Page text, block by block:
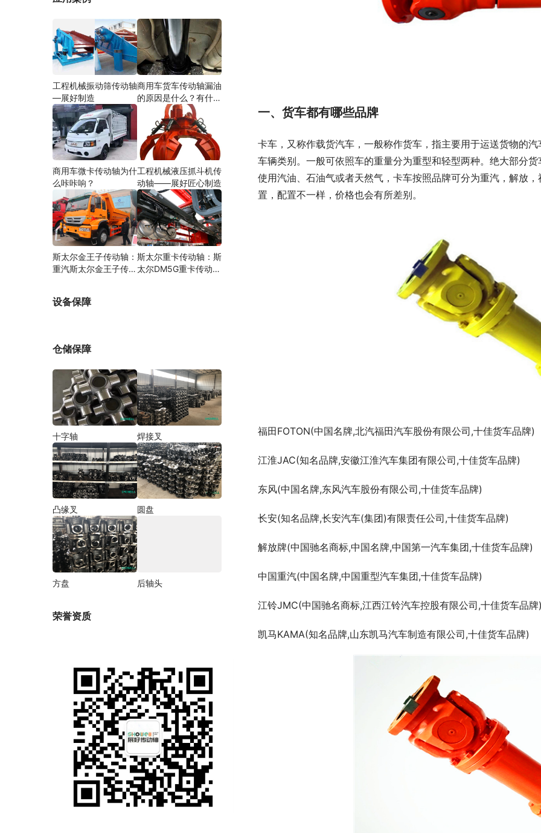
一、货车都有哪些品牌
卡车，又称作载货汽车，一般称作货车，指主要用于运送货物的
车辆类别。一般可依照车的重量分为重型和轻型两种。绝大部分
使用汽油、石油气或者天然气，卡车按照品牌可分为重汽，解放
置，配置不一样，价格也会有所差别。
福田FOTON(中国名牌,北汽福田汽车股份有限公司,十佳货车品牌)
江淮JAC(知名品牌,安徽江淮汽车集团有限公司,十佳货车品牌)
东风(中国名牌,东风汽车股份有限公司,十佳货车品牌)
长安(知名品牌,长安汽车(集团)有限责任公司,十佳货车品牌)
解放牌(中国驰名商标,中国名牌,中国第一汽车集团,十佳货车品牌)
中国重汽(中国名牌,中国重型汽车集团,十佳货车品牌)
江铃JMC(中国驰名商标,江西江铃汽车控股有限公司,十佳货车品牌
凯马KAMA(知名品牌,山东凯马汽车制造有限公司,十佳货车品牌)
工程机械振动筛传动轴
—展好制造
商用车货车传动轴漏油
的原因是什么？有什么
商用车微卡传动轴为什
么咔咔响？
工程机械液压抓斗机传
动轴——展好匠心制造
斯太尔金王子传动轴：
重汽斯太尔金王子传动
斯太尔重卡传动轴：斯
太尔DM5G重卡传动轴
设备保障
仓储保障
十字轴 焊接叉
凸缘叉 圆盘
方盘 后轴头
荣誉资质